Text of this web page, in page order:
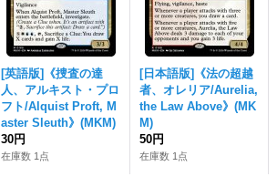
[英語版]《捜査の達
人、アルキスト・プロ
フト/Alquist Proft, M
aster Sleuth》(MKM)
30円
在庫数 1点
[日本語版]《法の超越
者、オレリア/Aurelia,
the Law Above》(MK
M)
50円
在庫数 1点